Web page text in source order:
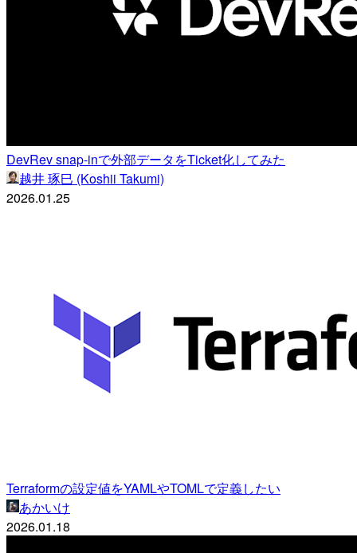
DevRev snap-inで外部データをTicket化してみた
越井 琢巳 (Koshii Takumi)
2026.01.25
Terraformの設定値をYAMLやTOMLで定義したい
あかいけ
2026.01.18